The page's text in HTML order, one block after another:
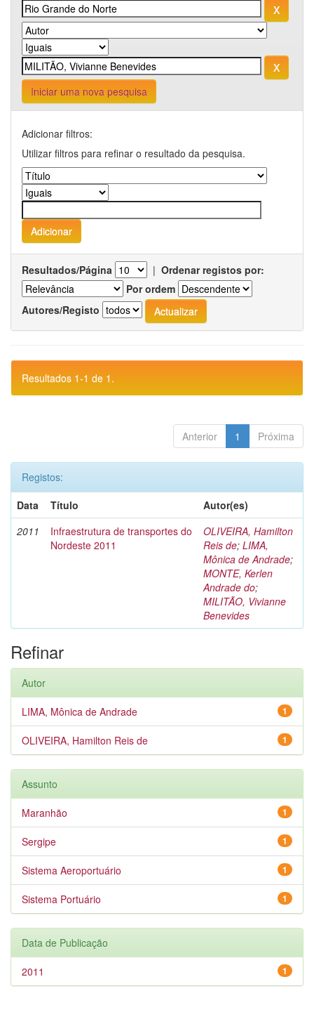
Iniciar uma nova pesquisa
Adicionar filtros:
Utilizar filtros para refinar o resultado da pesquisa.
Resultados/Página | Ordenar registos por:
Por ordem
Autores/Registo
Resultados 1-1 de 1.
Anterior 1 Próxima
Registos:
Data
Título
Autor(es)
2011
Infraestrutura de transportes do
Nordeste 2011
OLIVEIRA, Hamilton
Reis de; LIMA,
Mônica de Andrade;
MONTE, Kerlen
Andrade do;
MILITÃO, Vivianne
Benevides
Refinar
Autor
1
LIMA, Mônica de Andrade
1
OLIVEIRA, Hamilton Reis de
Assunto
1
Maranhão
1
Sergipe
1
Sistema Aeroportuário
1
Sistema Portuário
Data de Publicação
1
2011